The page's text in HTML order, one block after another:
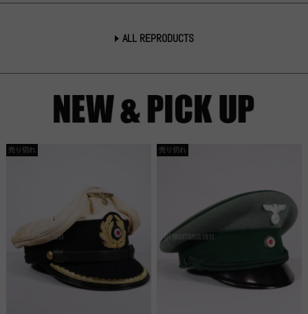
ALL REPRODUCTS
売り切れ 売り切れ